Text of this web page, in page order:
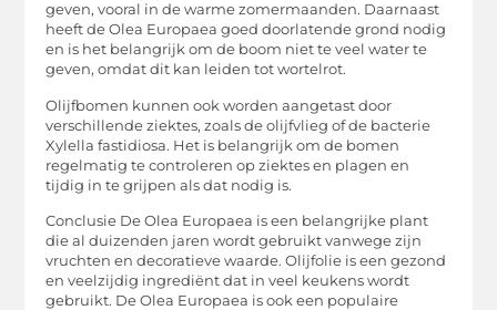
geven, vooral in de warme zomermaanden. Daarnaast
heeft de Olea Europaea goed doorlatende grond nodig
en is het belangrijk om de boom niet te veel water te
geven, omdat dit kan leiden tot wortelrot.
Olijfbomen kunnen ook worden aangetast door
verschillende ziektes, zoals de olijfvlieg of de bacterie
Xylella fastidiosa. Het is belangrijk om de bomen
regelmatig te controleren op ziektes en plagen en
tijdig in te grijpen als dat nodig is.
Conclusie De Olea Europaea is een belangrijke plant
die al duizenden jaren wordt gebruikt vanwege zijn
vruchten en decoratieve waarde. Olijfolie is een gezond
en veelzijdig ingrediënt dat in veel keukens wordt
gebruikt. De Olea Europaea is ook een populaire